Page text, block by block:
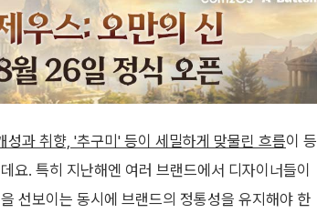
성과 취향, '추구미' 등이 세밀하게 맞물린 흐름이 등
요. 특히 지난해엔 여러 브랜드에서 디자이너들이
선보이는 동시에 브랜드의 정통성을 유지해야 한